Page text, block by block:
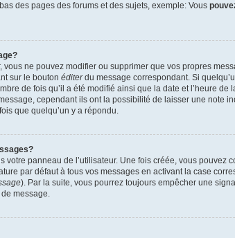
des pages des forums et des sujets, exemple: Vous
vous ne pouvez modifier ou supprimer que vos propres
sur le bouton éditerdu message correspondant. Si
de fois qu’il a été modifié ainsi que la date et l’heure
cependant ils ont la possibilité de laisser une note
que quelqu’un y a répondu.
votre panneau de l’utilisateur. Une fois créée, vous pouvez
par défaut à tous vos messages en activant la case
). Par la suite, vous pourrez toujours empêcher une
message.